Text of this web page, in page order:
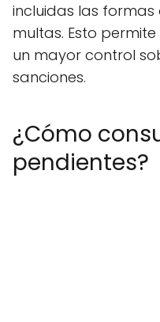
incluidas las
multas. Esto
un mayor control
sanciones.
¿Cómo
pendientes?